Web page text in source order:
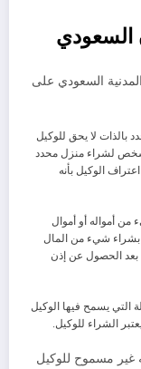
السعودي
المدنية السعودي على
بالذات لا يحق للوكيل
شخص لشراء منزل محدد
الوكيل بأنه
أمواله أو أموال
بشراء شيء من المال
بعد الحصول عن إذن
التي يسمح فيها الوكيل
الشراء للوكيل.
أنه غير مسموح للوكيل